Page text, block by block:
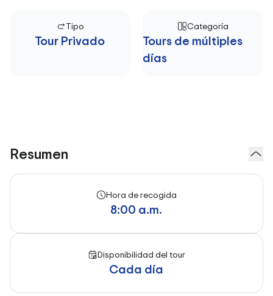
Tipo
Tour Privado
Categoría
Tours de múltiples
días
Resumen
Hora de recogida
8:00 a.m.
Disponibilidad del tour
Cada día